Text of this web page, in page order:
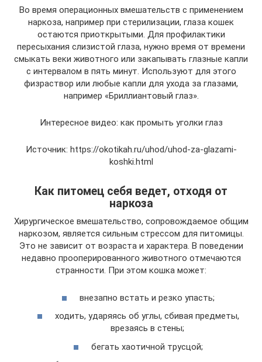
Во время операционных вмешательств с применением
наркоза, например при стерилизации, глаза кошек
остаются приоткрытыми. Для профилактики
пересыхания слизистой глаза, нужно время от времени
смыкать веки животного или закапывать глазные капли
с интервалом в пять минут. Используют для этого
физраствор или любые капли для ухода за глазами,
например «Бриллиантовый глаз».
Интересное видео: как промыть уголки глаз
Источник: https://okotikah.ru/uhod/uhod-za-glazami-
koshki.html
Как питомец себя ведет, отходя от
наркоза
Хирургическое вмешательство, сопровождаемое общим
наркозом, является сильным стрессом для питомицы.
Это не зависит от возраста и характера. В поведении
недавно прооперированного животного отмечаются
странности. При этом кошка может:
внезапно встать и резко упасть;
ходить, ударяясь об углы, сбивая предметы,
врезаясь в стены;
бегать хаотичной трусцой;